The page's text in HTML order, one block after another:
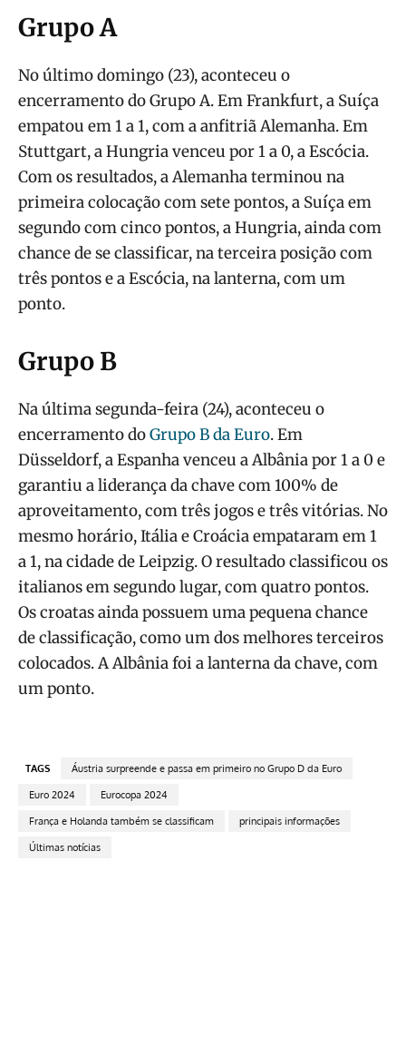
Grupo A
No último domingo (23), aconteceu o
encerramento do Grupo A. Em Frankfurt, a Suíça
empatou em 1 a 1, com a anfitriã Alemanha. Em
Stuttgart, a Hungria venceu por 1 a 0, a Escócia.
Com os resultados, a Alemanha terminou na
primeira colocação com sete pontos, a Suíça em
segundo com cinco pontos, a Hungria, ainda com
chance de se classificar, na terceira posição com
três pontos e a Escócia, na lanterna, com um
ponto.
Grupo B
Na última segunda-feira (24), aconteceu o
encerramento doGrupo B da Euro. Em
Düsseldorf, a Espanha venceu a Albânia por 1 a 0 e
garantiu a liderança da chave com 100% de
aproveitamento, com três jogos e três vitórias. No
mesmo horário, Itália e Croácia empataram em 1
a 1, na cidade de Leipzig. O resultado classificou os
italianos em segundo lugar, com quatro pontos.
Os croatas ainda possuem uma pequena chance
de classificação, como um dos melhores terceiros
colocados. A Albânia foi a lanterna da chave, com
um ponto.
TAGS Áustria surpreende e passa em primeiro no Grupo D da Euro
Euro 2024 Eurocopa 2024
França e Holanda também se classificam principais informações
Últimas notícias